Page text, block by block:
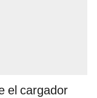
el cargador